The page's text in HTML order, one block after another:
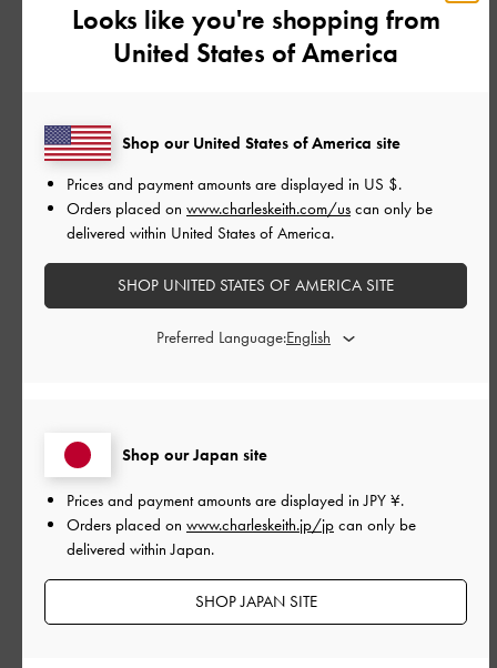
ご利用者様
良かったの商品です。
サイズ: 34/22cm | カラー: ブラック系
もっと見る
2026-05-25
このレビューは役に立ちましたか？
Looks like you're shopping from
United States of America
Shop our Japan site
Prices and payment amounts are displayed inJPY ¥.
Orders placed on www.charleskeith.jp/jp can only be
delivered within Japan.
SHOP JAPAN SITE
Shop our United States of America site
Prices and payment amounts are displayed in US $.
Orders placed on www.charleskeith.com/us can only be
delivered within United States of America.
SHOP UNITED STATES OF AMERICA SITE
Preferred Language: